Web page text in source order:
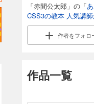
「赤間公太郎」の「
CSS3の教本 人気講
作者をフォロ
作品一覧